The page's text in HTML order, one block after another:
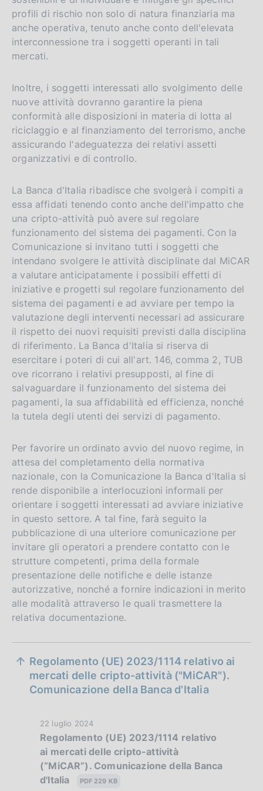
profili di rischio non solo di natura finanziaria ma
anche operativa, tenuto anche conto dell'elevata
interconnessione tra i soggetti operanti in tali
mercati.
Inoltre, i soggetti interessati allo svolgimento delle
nuove attività dovranno garantire la piena
conformità alle disposizioni in materia di lotta al
riciclaggio e al finanziamento del terrorismo, anche
assicurando l'adeguatezza dei relativi assetti
organizzativi e di controllo.
La Banca d'Italia ribadisce che svolgerà i compiti a
essa affidati tenendo conto anche dell'impatto che
una cripto-attività può avere sul regolare
funzionamento del sistema dei pagamenti. Con la
Comunicazione si invitano tutti i soggetti che
intendano svolgere le attività disciplinate dal MiCAR
a valutare anticipatamente i possibili effetti di
iniziative e progetti sul regolare funzionamento del
sistema dei pagamenti e ad avviare per tempo la
valutazione degli interventi necessari ad assicurare
il rispetto dei nuovi requisiti previsti dalla disciplina
di riferimento. La Banca d'Italia si riserva di
esercitare i poteri di cui all'art. 146, comma 2, TUB
ove ricorrano i relativi presupposti, al fine di
salvaguardare il funzionamento del sistema dei
pagamenti, la sua affidabilità ed efficienza, nonché
la tutela degli utenti dei servizi di pagamento.
Per favorire un ordinato avvio del nuovo regime, in
attesa del completamento della normativa
nazionale, con la Comunicazione la Banca d'Italia si
rende disponibile a interlocuzioni informali per
orientare i soggetti interessati ad avviare iniziative
in questo settore. A tal fine, farà seguito la
pubblicazione di una ulteriore comunicazione per
invitare gli operatori a prendere contatto con le
strutture competenti, prima della formale
presentazione delle notifiche e delle istanze
autorizzative, nonché a fornire indicazioni in merito
alle modalità attraverso le quali trasmettere la
relativa documentazione.
S
Regolamento (UE) 2023/1114 relativo ai
mercati delle cripto-attività ("MiCAR").
Comunicazione della Banca d'Italia
D
a
t
a
P
22 luglio 2024
Regolamento (UE) 2023/1114 relativo
ai mercati delle cripto-attività
(“MiCAR”). Comunicazione della Banca
d'Italia
PDF 229 KB